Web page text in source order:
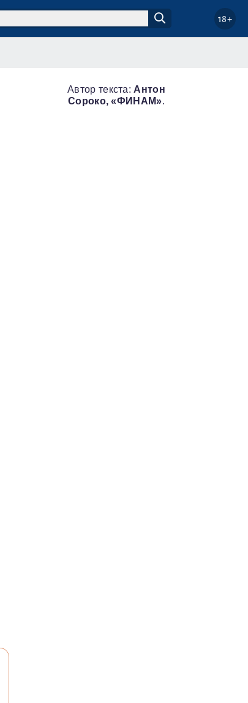
18+
Автор текста: Антон
Сороко, «ФИНАМ».